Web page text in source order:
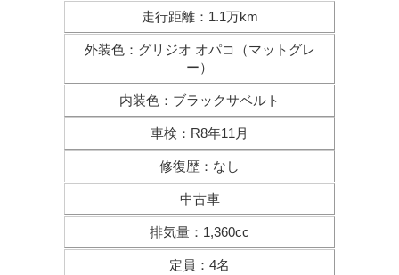
走行距離： 1.1万km
外装色： グリジオ オパコ（マットグレ
ー）
内装色 ： ブラックサベルト
車検 ： R8年11月
修復歴 ： なし
中古車
排気量 ： 1,360cc
定員 ： 4名